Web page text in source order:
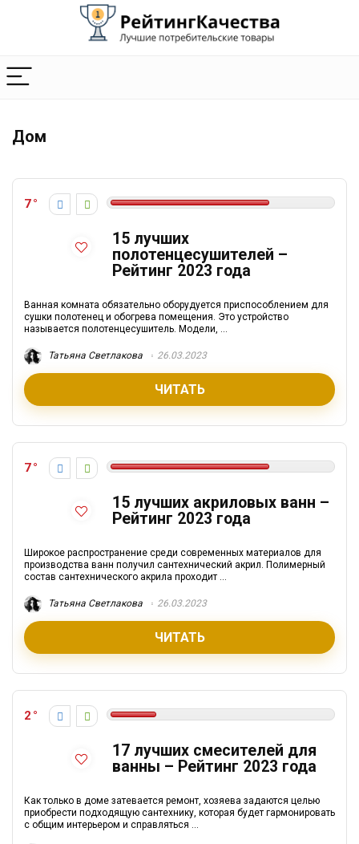
Дом
7
15 лучших
полотенцесушителей –
Рейтинг 2023 года
Ванная комната обязательно оборудуется приспособлением для
сушки полотенец и обогрева помещения. Это устройство
называется полотенцесушитель. Модели, ...
Татьяна Светлакова 26.03.2023
ЧИТАТЬ
7
15 лучших акриловых ванн –
Рейтинг 2023 года
Широкое распространение среди современных материалов для
производства ванн получил сантехнический акрил. Полимерный
состав сантехнического акрила проходит ...
Татьяна Светлакова 26.03.2023
ЧИТАТЬ
2
17 лучших смесителей для
ванны – Рейтинг 2023 года
Как только в доме затевается ремонт, хозяева задаются целью
приобрести подходящую сантехнику, которая будет гармонировать
с общим интерьером и справляться ...